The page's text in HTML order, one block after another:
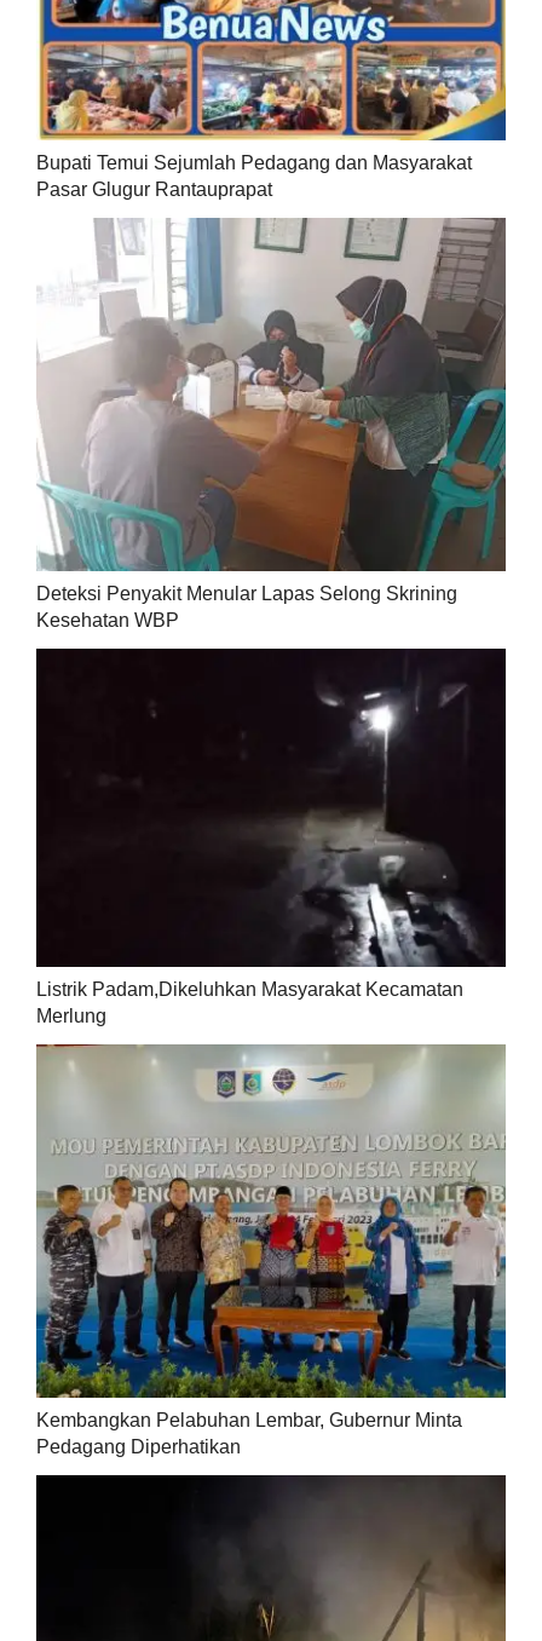
Bupati Temui Sejumlah Pedagang dan Masyarakat
Pasar Glugur Rantauprapat
Deteksi Penyakit Menular Lapas Selong Skrining
Kesehatan WBP
Listrik Padam,Dikeluhkan Masyarakat Kecamatan
Merlung
Kembangkan Pelabuhan Lembar, Gubernur Minta
Pedagang Diperhatikan